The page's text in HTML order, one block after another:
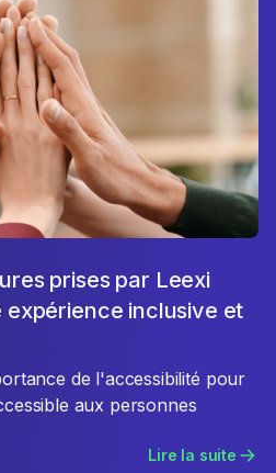
prises par Leexi
inclusive et
de l'accessibilité pour
aux personnes
Lire la suite